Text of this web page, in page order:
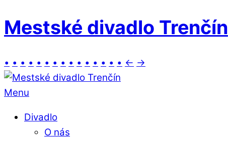
Mestské divadlo Trenčín
• • • • • • • • • • • • • • • ← →
Menu
Divadlo
O nás